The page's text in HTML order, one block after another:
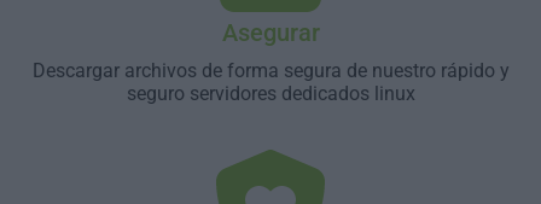
Asegurar
Descargar archivos de forma segura de nuestro rápido y
seguro servidores dedicados linux